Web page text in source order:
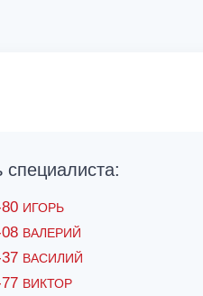
ИГОРЬ
ВАЛЕРИЙ
ВАСИЛИЙ
ВИКТОР